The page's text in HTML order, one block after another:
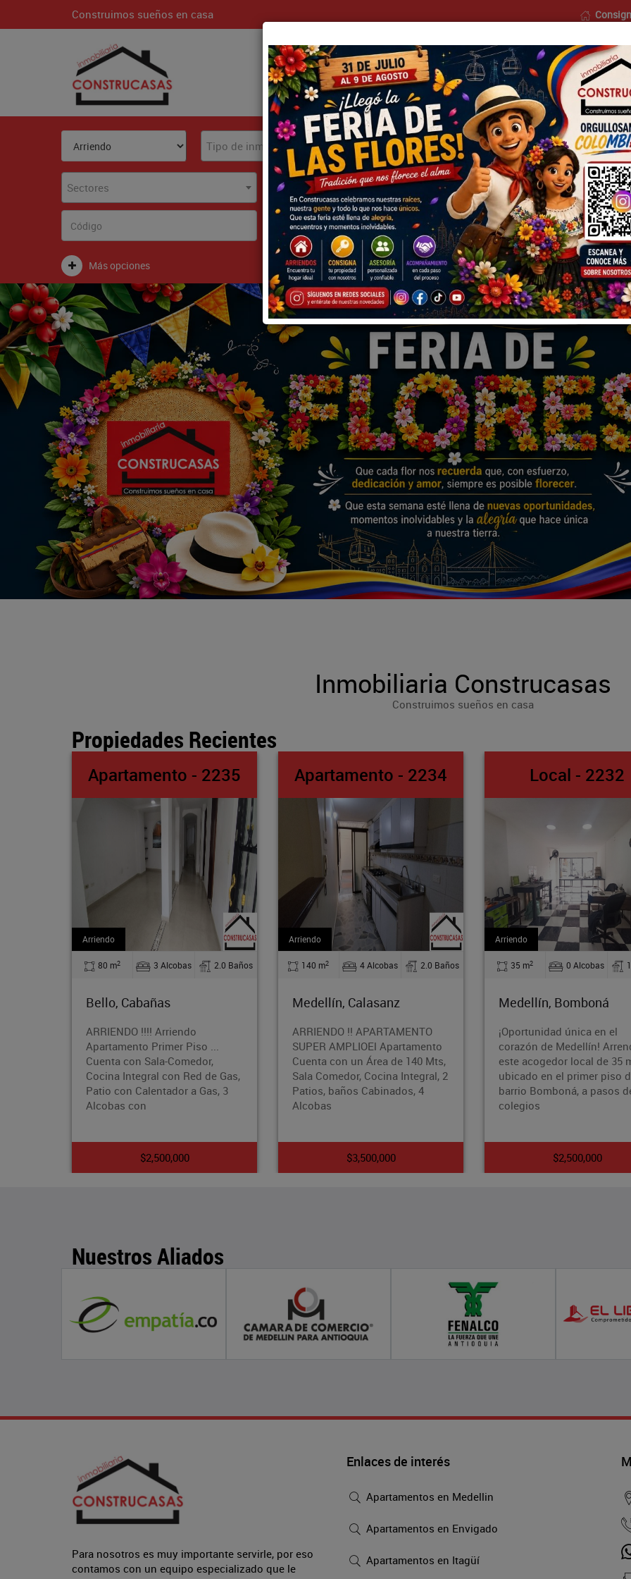
Construimos sueños en casa
Inicio Nosotros Formularios Blog Contáctenos
Tipo de inmueble Municipios Barrios
Sectores
Más opciones
Inmobiliaria Construcasas
Construimos sueños en casa
Propiedades Recientes
Apartamento - 2234
Arriendo
140 m2 4 Alcobas 2.0 Baños
Medellín, Calasanz
ARRIENDO !! APARTAMENTO
SUPER AMPLIOEl Apartamento
Cuenta con un Área de 140 Mts,
Sala Comedor, Cocina Integral, 2
Patios, baños Cabinados, 4
Alcobas
$3,500,000
Local - 2232
Arriendo
35 m2 0 Alcobas 1.0 Baños
Medellín, Bomboná
¡Oportunidad única en el
corazón de Medellín! Arrenda
este acogedor local de 35 m²
ubicado en el primer piso del
barrio Bomboná, a pasos de
colegios
$2,500,000
Apto-Loft -
Arriendo
35 m2 1 Alcobas
Medellín, Belen
¿Buscas un espacio y
para llamar hogar?
este cómodo Apto-
en el encantador
Belén, Medellín. Con
35
$1,290,000
Nuestros Aliados
Para nosotros es muy importante servirle, por eso
contamos con un equipo especializado que le
Enlaces de interés
Apartamentos en Medellin
Apartamentos en Envigado
Apartamentos en Itagüí